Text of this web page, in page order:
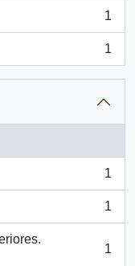
1
1
1
1
1